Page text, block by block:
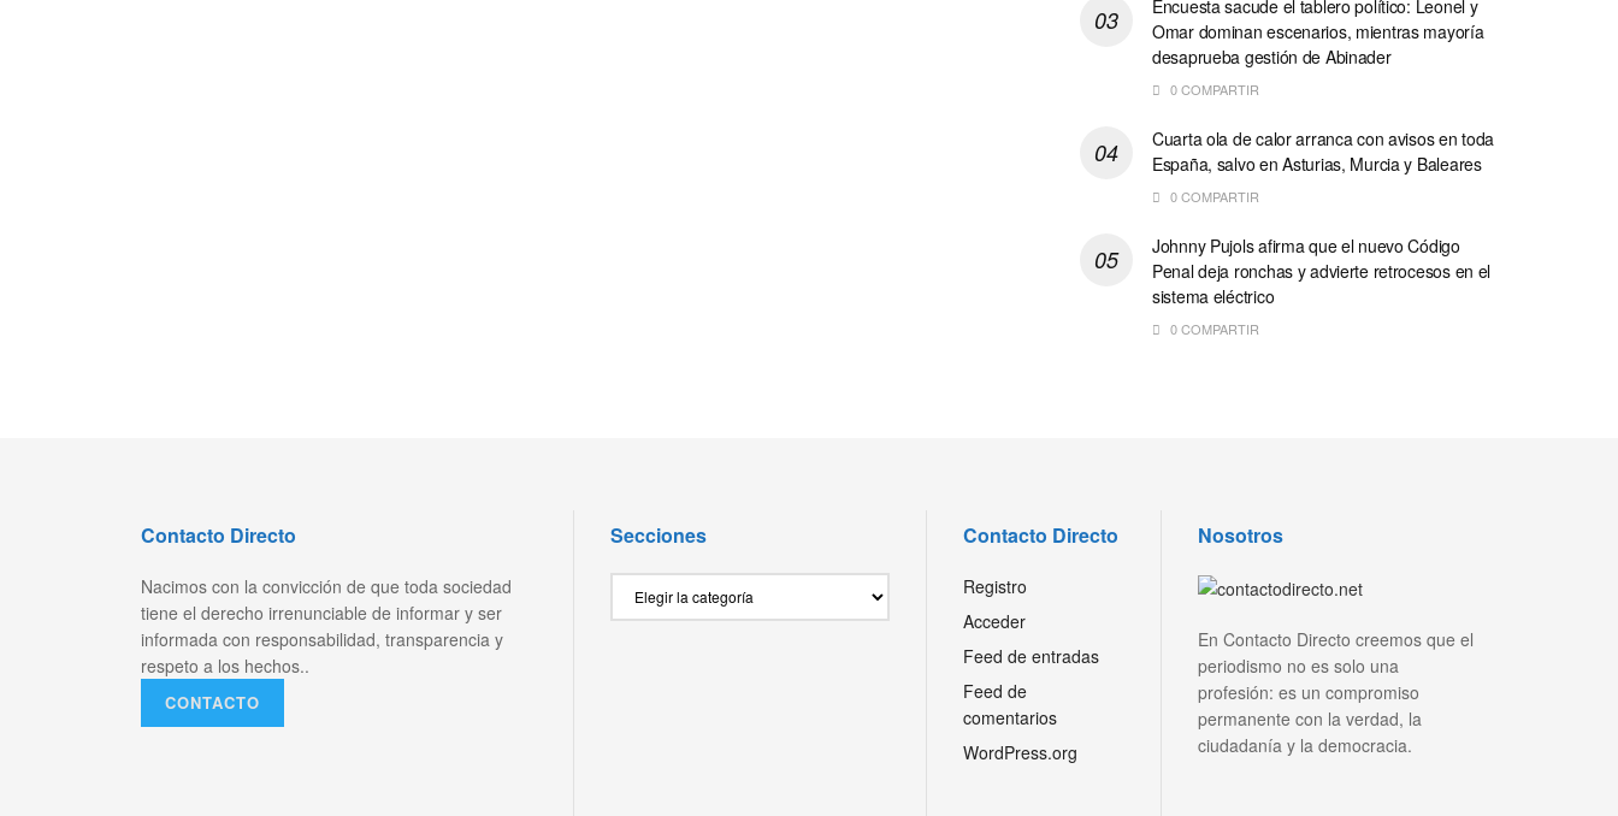
Encuesta sacude el tablero político: Leonel y
Omar dominan escenarios, mientras mayoría
desaprueba gestión de Abinader
0 COMPARTIR
Cuarta ola de calor arranca con avisos en toda
España, salvo en Asturias, Murcia y Baleares
0 COMPARTIR
Johnny Pujols afirma que el nuevo Código
Penal deja ronchas y advierte retrocesos en el
sistema eléctrico
0 COMPARTIR
Contacto Directo
Nacimos con la convicción de que toda sociedad
tiene el derecho irrenunciable de informar y ser
informada con responsabilidad, transparencia y
respeto a los hechos..
CONTACTO
Secciones Contacto Directo
Registro
Acceder
Feed de entradas
Feed de
comentarios
WordPress.org
Nosotros
En Contacto Directo creemos que el
periodismo no es solo una
profesión: es un compromiso
permanente con la verdad, la
ciudadanía y la democracia.